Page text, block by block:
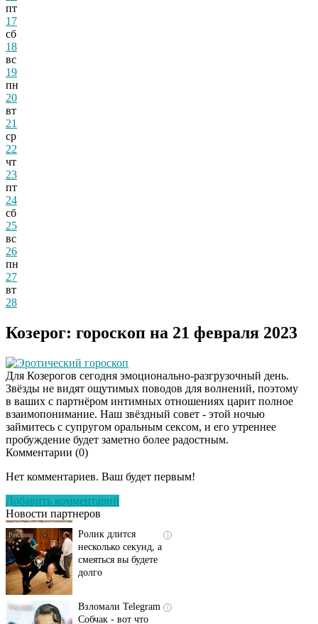
пт
17
сб
18
вс
19
пн
20
вт
21
ср
22
чт
23
пт
24
сб
25
вс
26
пн
27
вт
28
Козерог: гороскоп на 21 февраля 2023
Эротический гороскоп
Для Козерогов сегодня эмоционально-разгрузочный день.
Звёзды не видят ощутимых поводов для волнений, поэтому
в ваших с партнёром интимных отношениях царит полное
взаимопонимание. Наш звёздный совет - этой ночью
займитесь с супругом оральным сексом, и его утреннее
пробуждение будет заметно более радостным.
Комментарии (0)
Нет комментариев. Ваш будет первым!
Добавить комментарий
Новости партнеров
Скрытая камера на
люди вытворяют, когда
несколько секунд, а
смеяться вы будете
долго
Собчак - вот что